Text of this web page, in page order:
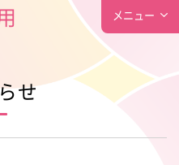
として
雇用）
メニュー
の声
せ